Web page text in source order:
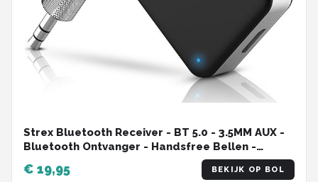
Strex Bluetooth Receiver - BT 5.0 - 3.5MM AUX -
Bluetooth Ontvanger - Handsfree Bellen -
Bluetooth Audio Receiver - Bluetooth Auto via
AUX
€ 19,95 BEKIJK OP BOL